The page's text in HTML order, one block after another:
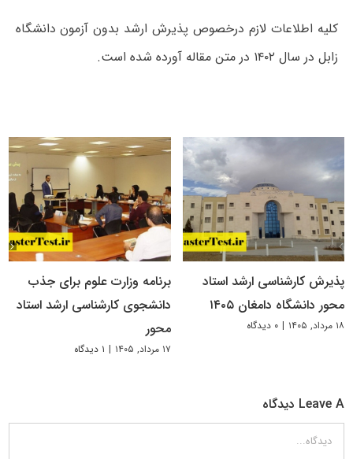
کلیه اطلاعات لازم درخصوص پذیرش ارشد بدون آزمون دانشگاه
زابل در سال ۱۴۰۲ در متن مقاله آورده شده است.
پذیرش کارشناسی ارشد استاد
محور دانشگاه دامغان ۱۴۰۵
۱۸ مرداد, ۱۴۰۵ | ۰ دیدگاه
برنامه وزارت علوم برای جذب
دانشجوی کارشناسی ارشد استاد
محور
۱۷ مرداد, ۱۴۰۵ | ۱ دیدگاه
Leave A دیدگاه
دیدگاه